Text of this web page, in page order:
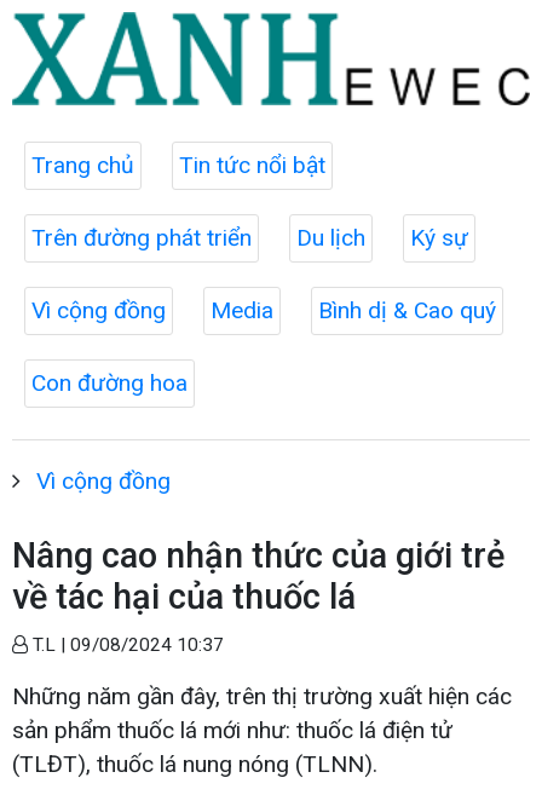
Trang chủ Tin tức nổi bật
Trên đường phát triển Du lịch Ký sự
Vì cộng đồng Media Bình dị & Cao quý
Con đường hoa
Vì cộng đồng
Nâng cao nhận thức của giới trẻ
về tác hại của thuốc lá
T.L | 09/08/2024 10:37
Những năm gần đây, trên thị trường xuất hiện các
sản phẩm thuốc lá mới như: thuốc lá điện tử
(TLĐT), thuốc lá nung nóng (TLNN).